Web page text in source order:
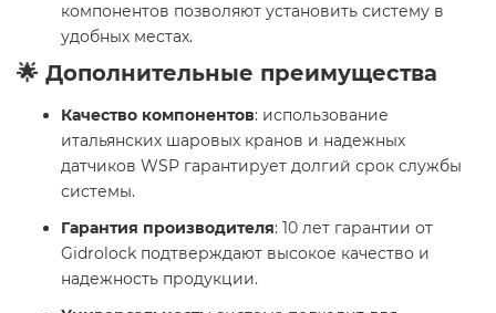
компонентов позволяют установить систему в
удобных местах.
🌟 Дополнительные преимущества
Качество компонентов: использование
итальянских шаровых кранов и надежных
датчиков WSP гарантирует долгий срок службы
системы.
Гарантия производителя: 10 лет гарантии от
Gidrolock подтверждают высокое качество и
надежность продукции.